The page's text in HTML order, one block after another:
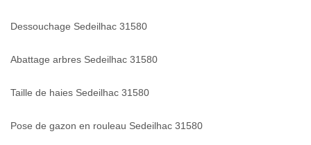
Dessouchage Sedeilhac 31580
Abattage arbres Sedeilhac 31580
Taille de haies Sedeilhac 31580
Pose de gazon en rouleau Sedeilhac 31580